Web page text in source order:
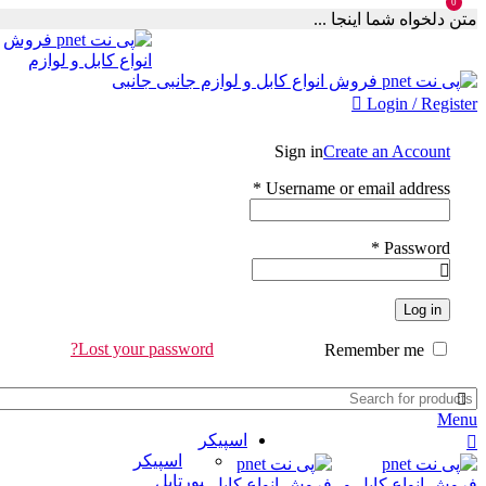
متن دلخواه شما اینجا ...
Login / Register
Sign inCreate an Account
Username or email address
*
Password
*
Log in
Lost your password? Remember me
اسپیکر
اسپیکر
پورتابل
Menu
0